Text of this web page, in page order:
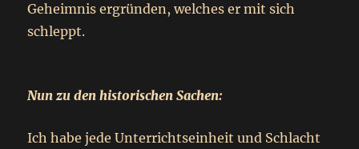
Geheimnis ergründen, welches er mit sich
schleppt.
Nun zu den historischen Sachen:
Ich habe jede Unterrichtseinheit und Schlacht